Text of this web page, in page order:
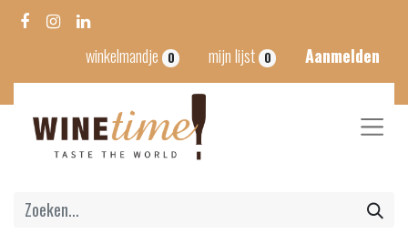
winkelmandje 0 mijn lijst 0 Aanmelden